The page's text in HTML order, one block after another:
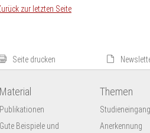
zur letzten Seite
Seite drucken
Material
Publikationen
Gute Beispiele und
Themen
Anerkennung